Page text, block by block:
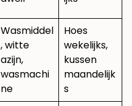
Wasmiddel
, witte
azijn,
wasmachi
ne
Hoes
wekelijks,
kussen
maandelijk
s